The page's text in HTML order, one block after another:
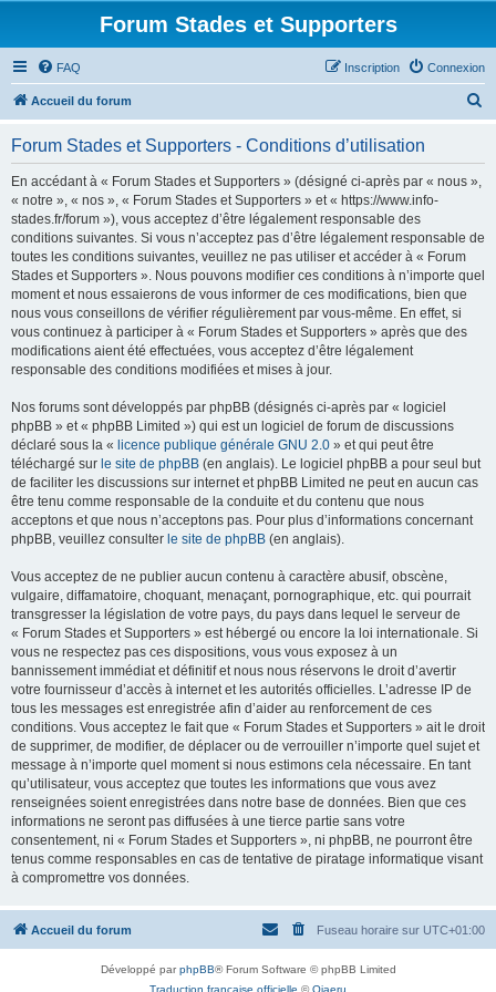
Forum Stades et Supporters
FAQ Connexion
Inscription
Accueil du forum
Forum Stades et Supporters - Conditions d’utilisation
En accédant à « Forum Stades et Supporters » (désigné ci-après par « nous »,
« notre », « nos », « Forum Stades et Supporters » et « https://www.info-
stades.fr/forum »), vous acceptez d’être légalement responsable des
conditions suivantes. Si vous n’acceptez pas d’être légalement responsable de
toutes les conditions suivantes, veuillez ne pas utiliser et accéder à « Forum
Stades et Supporters ». Nous pouvons modifier ces conditions à n’importe quel
moment et nous essaierons de vous informer de ces modifications, bien que
nous vous conseillons de vérifier régulièrement par vous-même. En effet, si
vous continuez à participer à « Forum Stades et Supporters » après que des
modifications aient été effectuées, vous acceptez d’être légalement
responsable des conditions modifiées et mises à jour.
Nos forums sont développés par phpBB (désignés ci-après par « logiciel
phpBB » et « phpBB Limited ») qui est un logiciel de forum de discussions
déclaré sous la « licence publique générale GNU 2.0 » et qui peut être
téléchargé sur le site de phpBB (en anglais). Le logiciel phpBB a pour seul but
de faciliter les discussions sur internet et phpBB Limited ne peut en aucun cas
être tenu comme responsable de la conduite et du contenu que nous
acceptons et que nous n’acceptons pas. Pour plus d’informations concernant
phpBB, veuillez consulter le site de phpBB (en anglais).
Vous acceptez de ne publier aucun contenu à caractère abusif, obscène,
vulgaire, diffamatoire, choquant, menaçant, pornographique, etc. qui pourrait
transgresser la législation de votre pays, du pays dans lequel le serveur de
« Forum Stades et Supporters » est hébergé ou encore la loi internationale. Si
vous ne respectez pas ces dispositions, vous vous exposez à un
bannissement immédiat et définitif et nous nous réservons le droit d’avertir
votre fournisseur d’accès à internet et les autorités officielles. L’adresse IP de
tous les messages est enregistrée afin d’aider au renforcement de ces
conditions. Vous acceptez le fait que « Forum Stades et Supporters » ait le droit
de supprimer, de modifier, de déplacer ou de verrouiller n’importe quel sujet et
message à n’importe quel moment si nous estimons cela nécessaire. En tant
qu’utilisateur, vous acceptez que toutes les informations que vous avez
renseignées soient enregistrées dans notre base de données. Bien que ces
informations ne seront pas diffusées à une tierce partie sans votre
consentement, ni « Forum Stades et Supporters », ni phpBB, ne pourront être
tenus comme responsables en cas de tentative de piratage informatique visant
à compromettre vos données.
Accueil du forum Fuseau horaire sur UTC+01:00
Développé parphpBB® Forum Software © phpBB Limited
Traduction française officielle ©Qiaeru